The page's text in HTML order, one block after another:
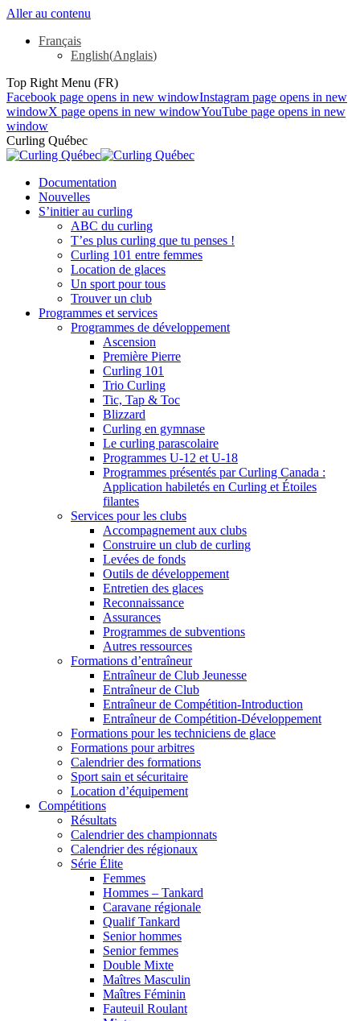
Aller au contenu
Français
English(Anglais)
Top Right Menu (FR)
Facebook page opens in new windowInstagram page opens in new
windowX page opens in new windowYouTube page opens in new
window
Curling Québec
Documentation
Nouvelles
S’initier au curling
ABC du curling
T’es plus curling que tu penses !
Curling 101 entre femmes
Location de glaces
Un sport pour tous
Trouver un club
Programmes et services
Programmes de développement
Ascension
Première Pierre
Curling 101
Trio Curling
Tic, Tap & Toc
Blizzard
Curling en gymnase
Le curling parascolaire
Programmes U-12 et U-18
Programmes présentés par Curling Canada :
Application habiletés en Curling et Étoiles
filantes
Services pour les clubs
Accompagnement aux clubs
Construire un club de curling
Levées de fonds
Outils de développement
Entretien des glaces
Reconnaissance
Assurances
Programmes de subventions
Autres ressources
Formations d’entraîneur
Entraîneur de Club Jeunesse
Entraîneur de Club
Entraîneur de Compétition-Introduction
Entraîneur de Compétition-Développement
Formations pour les techniciens de glace
Formations pour arbitres
Calendrier des formations
Sport sain et sécuritaire
Location d’équipement
Compétitions
Résultats
Calendrier des championnats
Calendrier des régionaux
Série Élite
Femmes
Hommes – Tankard
Caravane régionale
Qualif Tankard
Senior hommes
Senior femmes
Double Mixte
Maîtres Masculin
Maîtres Féminin
Fauteuil Roulant